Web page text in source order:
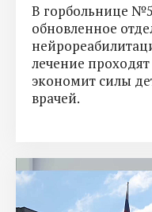
В горбольнице №5
обновленное
лечение
экономит силы
врачей.